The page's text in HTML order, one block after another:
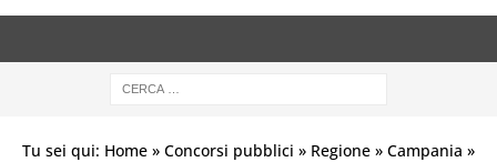
Tu sei qui: Home » Concorsi pubblici » Regione » Campania »